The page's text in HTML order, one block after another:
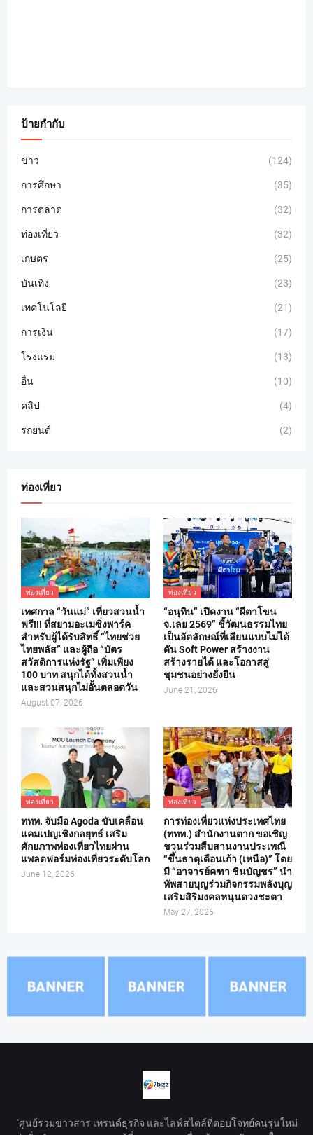
ป้ายกำกับ
ข่าว (124)
การศึกษา (35)
การตลาด (32)
ท่องเที่ยว (32)
เกษตร (25)
บันเทิง (23)
เทคโนโลยี (21)
การเงิน (17)
โรงแรม (13)
อื่น (10)
คลิป (4)
รถยนต์ (2)
ท่องเที่ยว
ท่องเที่ยว
เทศกาล “วันแม่” เที่ยวสวนน้ำ
ฟรี!!! ที่สยามอะเมซิ่งพาร์ค
สำหรับผู้ได้รับสิทธิ์ “ไทยช่วย
ไทยพลัส” และผู้ถือ “บัตร
สวัสดิการแห่งรัฐ” เพิ่มเพียง
100 บาท สนุกได้ทั้งสวนน้ำ
และสวนสนุกไม่อั้นตลอดวัน
August 07, 2026
ท่องเที่ยว
“อนุทิน” เปิดงาน “ผีตาโขน
จ.เลย 2569” ชี้วัฒนธรรมไทย
เป็นอัตลักษณ์ที่เลียนแบบไม่ได้
ดัน Soft Power สร้างงาน
สร้างรายได้ และโอกาสสู่
ชุมชนอย่างยั่งยืน
June 21, 2026
ท่องเที่ยว
ททท. จับมือ Agoda ขับเคลื่อน
แคมเปญเชิงกลยุทธ์ เสริม
ศักยภาพท่องเที่ยวไทยผ่าน
แพลตฟอร์มท่องเที่ยวระดับโลก
June 12, 2026
ท่องเที่ยว
การท่องเที่ยวแห่งประเทศไทย
(ททท.) สำนักงานตาก ขอเชิญ
ชวนร่วมสืบสานงานประเพณี
“ขึ้นธาตุเดือนเก้า (เหนือ)” โดย
มี “อาจารย์คฑา ชินบัญชร” นำ
ทัพสายบุญร่วมกิจกรรมพลังบุญ
เสริมสิริมงคลหนุนดวงชะตา
May 27, 2026
"ศูนย์รวมข่าวสาร เทรนด์ธุรกิจ และไลฟ์สไตล์ที่ตอบโจทย์คนรุ่นใหม่